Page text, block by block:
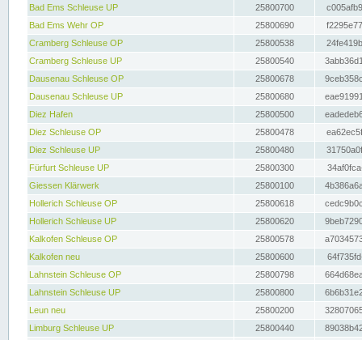
Bad Ems Schleuse UP
25800700
Bad Ems Wehr OP
25800690
Cramberg Schleuse OP
25800538
Cramberg Schleuse UP
25800540
Dausenau Schleuse OP
25800678
Dausenau Schleuse UP
25800680
Diez Hafen
25800500
Diez Schleuse OP
25800478
Diez Schleuse UP
25800480
Fürfurt Schleuse UP
25800300
Giessen Klärwerk
25800100
Hollerich Schleuse OP
25800618
Hollerich Schleuse UP
25800620
Kalkofen Schleuse OP
25800578
Kalkofen neu
25800600
Lahnstein Schleuse OP
25800798
Lahnstein Schleuse UP
25800800
Leun neu
25800200
Limburg Schleuse UP
25800440